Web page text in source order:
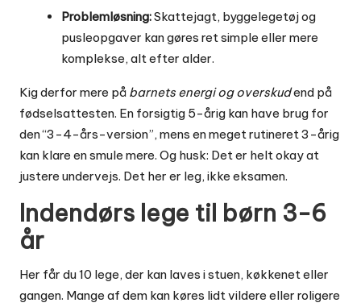
Problemløsning:Skattejagt, byggelegetøj og
pusleopgaver kan gøres ret simple eller mere
komplekse, alt efter alder.
Kig derfor mere på barnets energi og overskudend på
fødselsattesten. En forsigtig 5-årig kan have brug for
den “3-4-års-version”, mens en meget rutineret 3-årig
kan klare en smule mere. Og husk: Det er helt okay at
justere undervejs. Det her er leg, ikke eksamen.
Indendørs lege til børn 3-6
år
Her får du 10 lege, der kan laves i stuen, køkkenet eller
gangen. Mange af dem kan køres lidt vildere eller roligere